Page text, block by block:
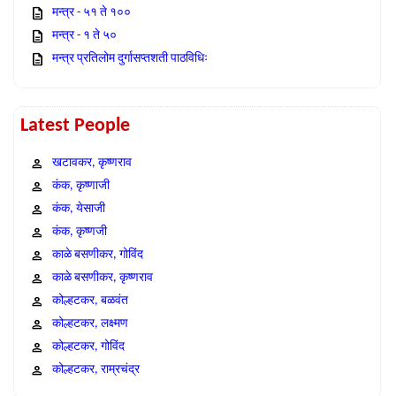
मन्त्र - ५१ ते १००
मन्त्र - १ ते ५०
मन्त्र प्रतिलोम दुर्गासप्तशती पाठविधिः
Latest People
खटावकर, कृष्णराव
कंक, कृष्णाजी
कंक, येसाजी
कंक, कृष्णजी
काळे बसणीकर, गोविंद
काळे बसणीकर, कृष्णराव
कोल्हटकर, बळवंत
कोल्हटकर, लक्ष्मण
कोल्हटकर, गोविंद
कोल्हटकर, राम्रचंद्र